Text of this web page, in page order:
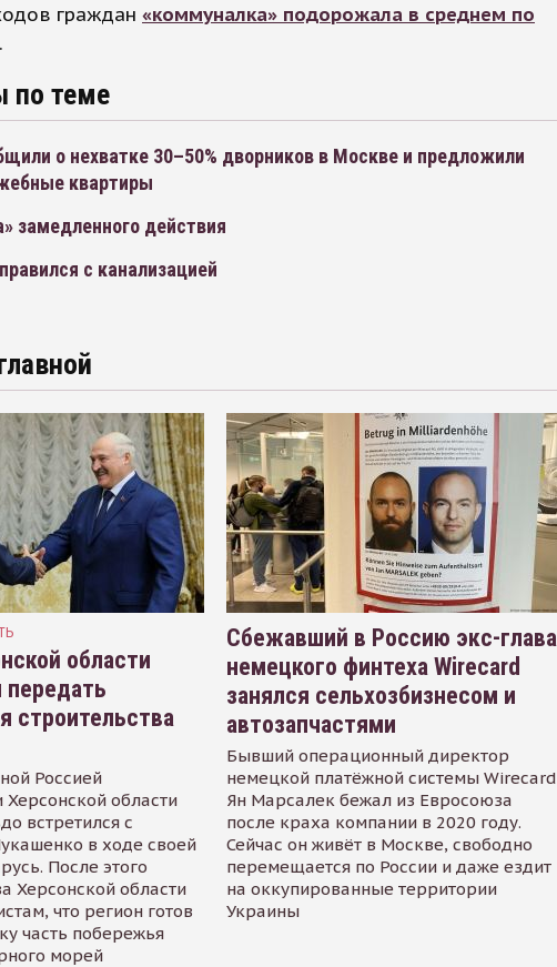
граждан «коммуналка» подорожала в среднем по
.
по теме
о нехватке 30–50% дворников в Москве и предложили
квартиры
замедленного действия
с канализацией
области
строительства
Россией
области
встретился с
в ходе своей
После этого
Херсонской области
что регион готов
часть побережья
морей
Сбежавший в Россию экс-глава
немецкого финтеха Wirecard
занялся сельхозбизнесом и
автозапчастями
Бывший операционный директор
немецкой платёжной системы Wirecard
Ян Марсалек бежал из Евросоюза
после краха компании в 2020 году.
Сейчас он живёт в Москве, свободно
перемещается по России и даже ездит
на оккупированные территории
Украины